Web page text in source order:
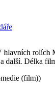
hlavních rolích
další. Délka
(film))